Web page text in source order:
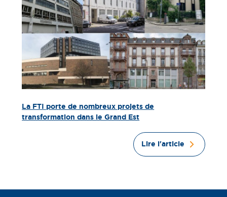
La FTI porte de nombreux projets de
transformation dans le Grand Est
Lire l'article